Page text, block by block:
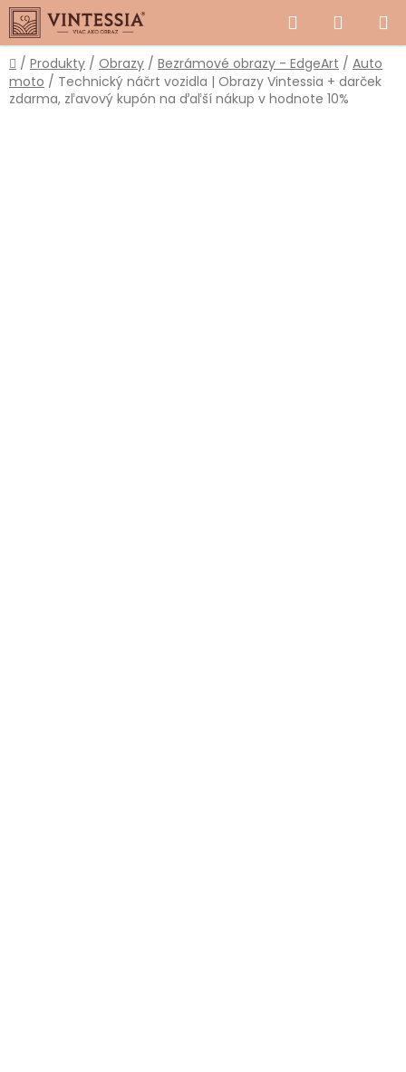
Prejsť
na
obsah
Hľadať
KOŠÍK
Domov
/ Produkty / Obrazy / Bezrámové obrazy - EdgeArt / Auto
moto / Technický náčrt vozidla | Obrazy Vintessia + darček
zdarma, zľavový kupón na ďaľší nákup v hodnote 10%